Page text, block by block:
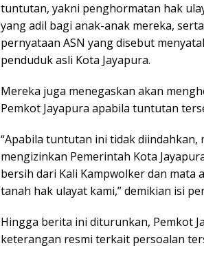
tuntutan, yakni penghormatan hak
yang adil bagi anak-anak mereka,
pernyataan ASN yang disebut
penduduk asli Kota Jayapura.
Mereka juga menegaskan akan
Pemkot Jayapura apabila tuntutan
“Apabila tuntutan ini tidak diindahkan,
mengizinkan Pemerintah Kota
bersih dari Kali Kampwolker dan mata
tanah hak ulayat kami,” demikian isi
Hingga berita ini diturunkan, Pemkot
keterangan resmi terkait persoalan